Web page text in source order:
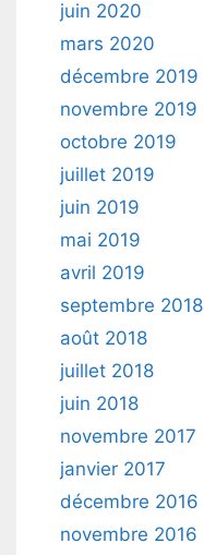
juin 2020
mars 2020
décembre 2019
novembre 2019
octobre 2019
juillet 2019
juin 2019
mai 2019
avril 2019
septembre 2018
août 2018
juillet 2018
juin 2018
novembre 2017
janvier 2017
décembre 2016
novembre 2016